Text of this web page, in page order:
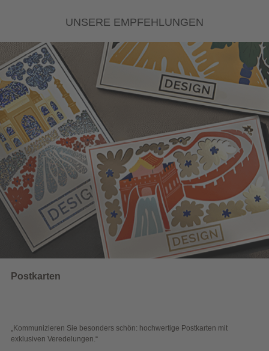
UNSERE EMPFEHLUNGEN
schön: hochwertige Postkarten mit
„Sichtbar und